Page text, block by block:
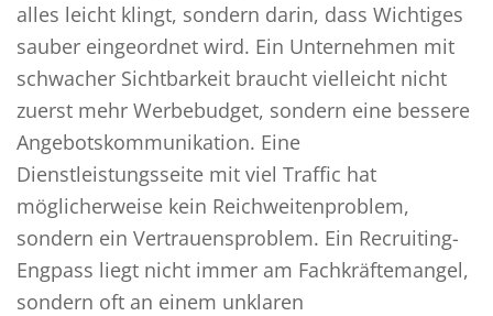
alles leicht klingt, sondern darin, dass Wichtiges
sauber eingeordnet wird. Ein Unternehmen mit
schwacher Sichtbarkeit braucht vielleicht nicht
zuerst mehr Werbebudget, sondern eine bessere
Angebotskommunikation. Eine
Dienstleistungsseite mit viel Traffic hat
möglicherweise kein Reichweitenproblem,
sondern ein Vertrauensproblem. Ein Recruiting-
Engpass liegt nicht immer am Fachkräftemangel,
sondern oft an einem unklaren